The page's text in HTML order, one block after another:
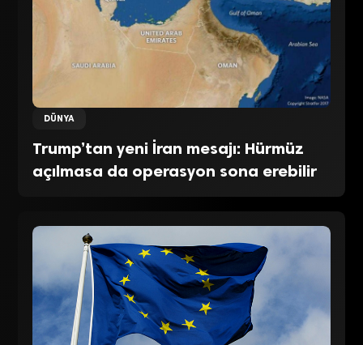
DÜNYA
Trump’tan yeni İran mesajı: Hürmüz
açılmasa da operasyon sona erebilir